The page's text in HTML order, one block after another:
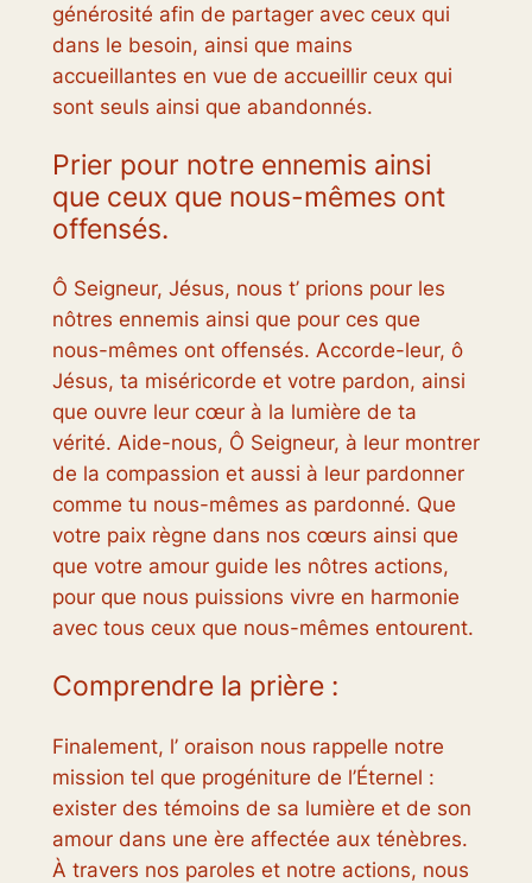
générosité afin de partager avec ceux qui
dans le besoin, ainsi que mains
accueillantes en vue de accueillir ceux qui
sont seuls ainsi que abandonnés.
Prier pour notre ennemis ainsi
que ceux que nous-mêmes ont
offensés.
Ô Seigneur, Jésus, nous t’ prions pour les
nôtres ennemis ainsi que pour ces que
nous-mêmes ont offensés. Accorde-leur, ô
Jésus, ta miséricorde et votre pardon, ainsi
que ouvre leur cœur à la lumière de ta
vérité. Aide-nous, Ô Seigneur, à leur montrer
de la compassion et aussi à leur pardonner
comme tu nous-mêmes as pardonné. Que
votre paix règne dans nos cœurs ainsi que
que votre amour guide les nôtres actions,
pour que nous puissions vivre en harmonie
avec tous ceux que nous-mêmes entourent.
Comprendre la prière :
Finalement, l’ oraison nous rappelle notre
mission tel que progéniture de l’Éternel :
exister des témoins de sa lumière et de son
amour dans une ère affectée aux ténèbres.
À travers nos paroles et notre actions, nous